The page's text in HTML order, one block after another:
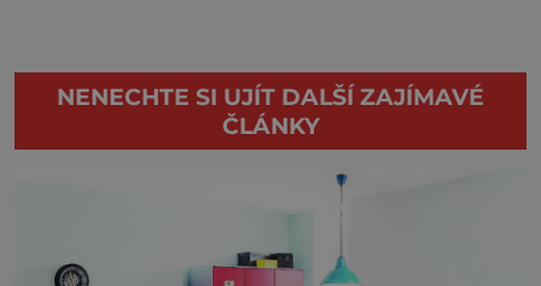
NENECHTE SI UJÍT DALŠÍ ZAJÍMAVÉ
ČLÁNKY